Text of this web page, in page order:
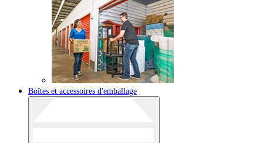
Boîtes et accessoires d'emballage